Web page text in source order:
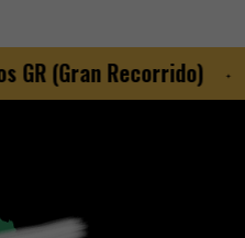
(Gran Recorrido)